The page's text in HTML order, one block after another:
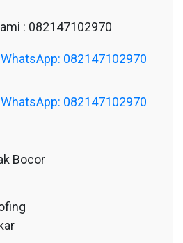
: 082147102970
082147102970
082147102970